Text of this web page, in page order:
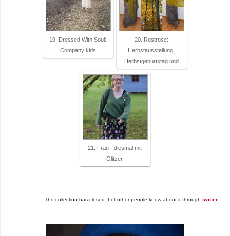
19. Dressed With Soul:
Company kids
20. Rostrose:
Herbstausstellung,
Herbstgeburtstag und
21. Fran - diesmal mit
Glitzer
The collection has closed. Let other people know about it through twitter.